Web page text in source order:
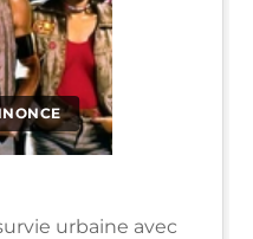
urbaine avec